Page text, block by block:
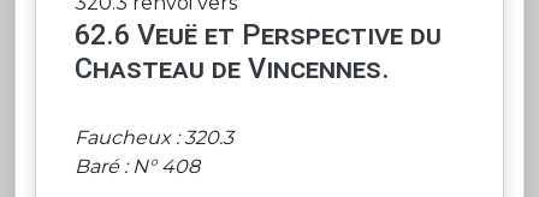
62.6 Veuë et Perspective du
Chasteau de Vincennes.
Faucheux : 320.3
Baré : N° 408